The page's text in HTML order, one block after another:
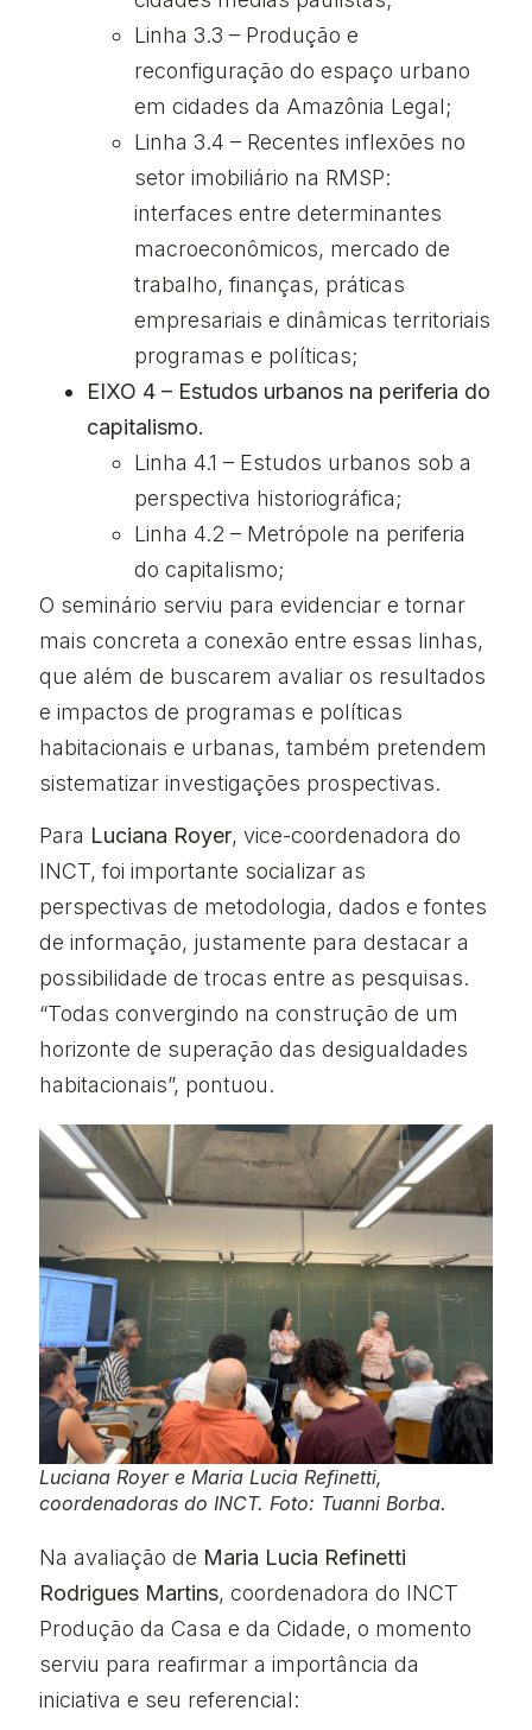
Linha 3.3 – Produção e
reconfiguração do espaço urbano
em cidades da Amazônia Legal;
Linha 3.4 – Recentes inflexões no
setor imobiliário na RMSP:
interfaces entre determinantes
macroeconômicos, mercado de
trabalho, finanças, práticas
empresariais e dinâmicas territoriais
programas e políticas;
EIXO 4 – Estudos urbanos na periferia do
capitalismo.
Linha 4.1 – Estudos urbanos sob a
perspectiva historiográfica;
Linha 4.2 – Metrópole na periferia
do capitalismo;
O seminário serviu para evidenciar e tornar
mais concreta a conexão entre essas linhas,
que além de buscarem avaliar os resultados
e impactos de programas e políticas
habitacionais e urbanas, também pretendem
sistematizar investigações prospectivas.
Para Luciana Royer, vice-coordenadora do
INCT, foi importante socializar as
perspectivas de metodologia, dados e fontes
de informação, justamente para destacar a
possibilidade de trocas entre as pesquisas.
“Todas convergindo na construção de um
horizonte de superação das desigualdades
habitacionais”, pontuou.
Luciana Royer e Maria Lucia Refinetti,
coordenadoras do INCT. Foto: Tuanni Borba.
Na avaliação de Maria Lucia Refinetti
Rodrigues Martins, coordenadora do INCT
Produção da Casa e da Cidade, o momento
serviu para reafirmar a importância da
iniciativa e seu referencial: